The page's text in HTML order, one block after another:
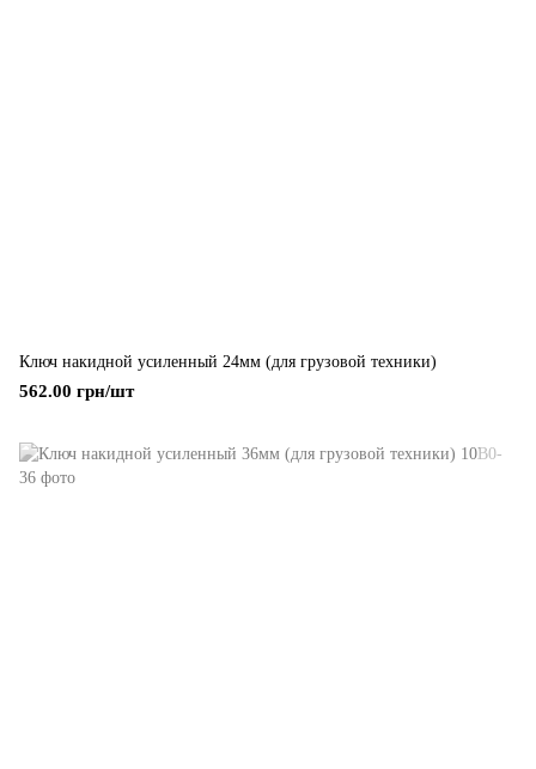
Ключ накидной усиленный 24мм (для грузовой техники)
562.00 грн/шт